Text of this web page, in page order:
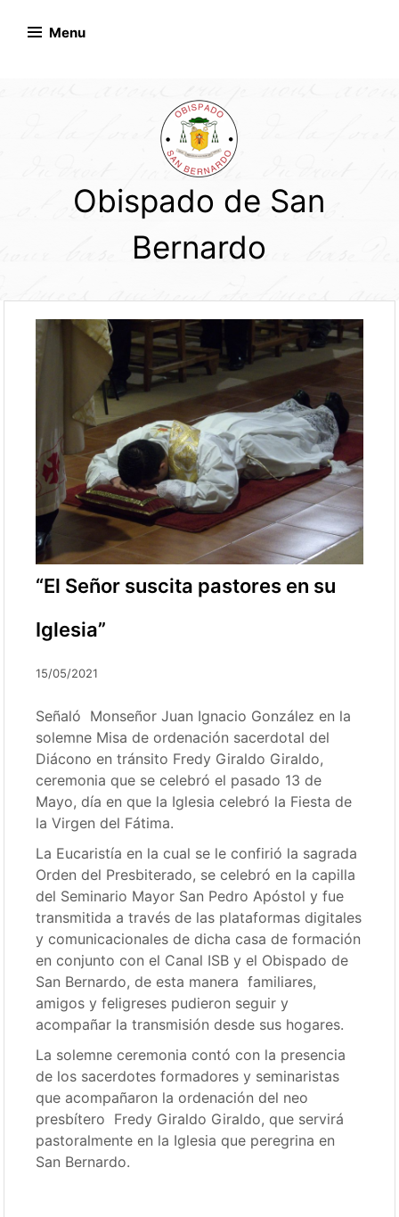
Menu
Obispado de San
Bernardo
“El Señor suscita pastores en su
Iglesia”
15/05/2021
Señaló Monseñor Juan Ignacio González en la
solemne Misa de ordenación sacerdotal del
Diácono en tránsito Fredy Giraldo Giraldo,
ceremonia que se celebró el pasado 13 de
Mayo, día en que la Iglesia celebró la Fiesta de
la Virgen del Fátima.
La Eucaristía en la cual se le confirió la sagrada
Orden del Presbiterado, se celebró en la capilla
del Seminario Mayor San Pedro Apóstol y fue
transmitida a través de las plataformas digitales
y comunicacionales de dicha casa de formación
en conjunto con el Canal ISB y el Obispado de
San Bernardo, de esta manera familiares,
amigos y feligreses pudieron seguir y
acompañar la transmisión desde sus hogares.
La solemne ceremonia contó con la presencia
de los sacerdotes formadores y seminaristas
que acompañaron la ordenación del neo
presbítero Fredy Giraldo Giraldo, que servirá
pastoralmente en la Iglesia que peregrina en
San Bernardo.